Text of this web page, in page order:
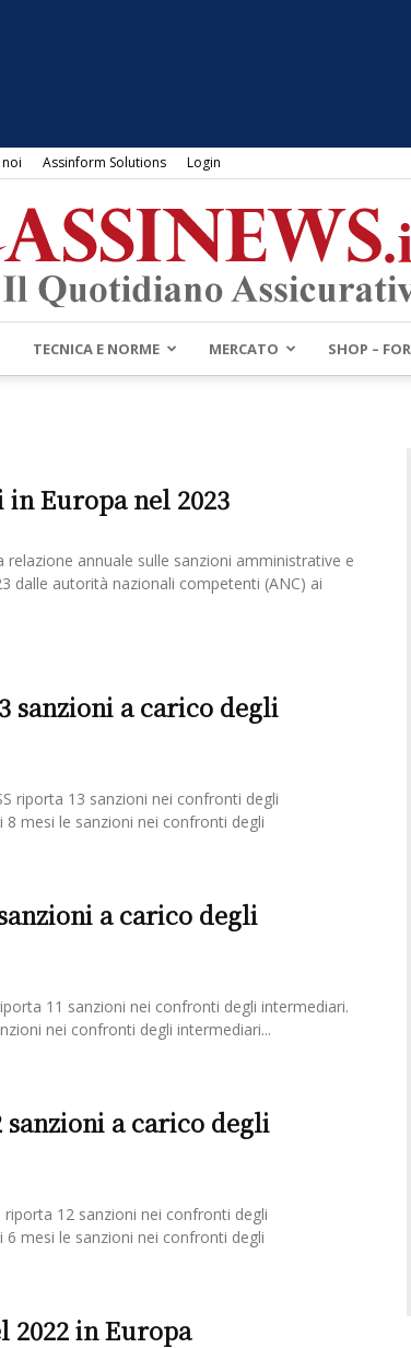
Assinform Solutions Login
Assinews.it
TECNICA E NORME MERCATO SHOP –
in Europa nel 2023
relazione annuale sulle sanzioni amministrative e
dalle autorità nazionali competenti (ANC) ai
sanzioni a carico degli
riporta 13 sanzioni nei confronti degli
mesi le sanzioni nei confronti degli
a carico degli
11 sanzioni nei confronti degli intermediari.
nei confronti degli intermediari...
sanzioni a carico degli
riporta 12 sanzioni nei confronti degli
mesi le sanzioni nei confronti degli
2022 in Europa